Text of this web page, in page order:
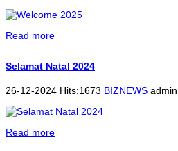
Read more
Selamat Natal 2024
26-12-2024 Hits:1673 BIZNEWS
Read more